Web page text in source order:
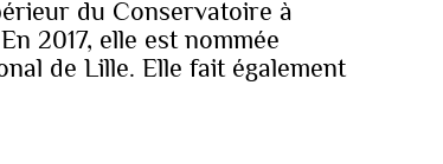
du Conservatoire à
2017, elle est nommée
de Lille. Elle fait également